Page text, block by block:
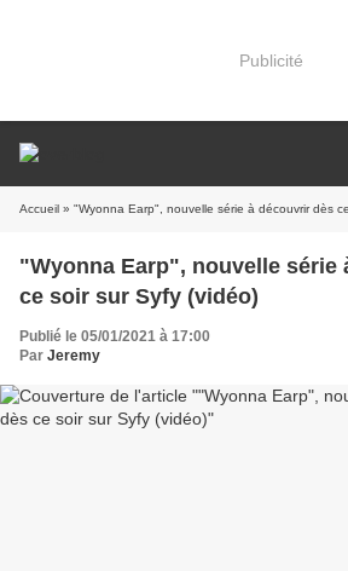
Publicité
Accueil » "Wyonna Earp", nouvelle série à découvrir dès
"Wyonna Earp", nouvelle série
ce soir sur Syfy (vidéo)
Publié le 05/01/2021 à 17:00
Par Jeremy